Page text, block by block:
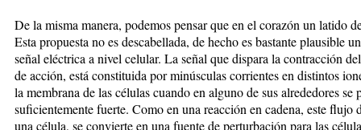
De la misma manera, podemos pensar que en el corazón un latido
Esta propuesta no es descabellada, de hecho es bastante plausible
señal eléctrica a nivel celular. La señal que dispara la contracción
de acción, está constituida por minúsculas corrientes en distintos
la membrana de las células cuando en alguno de sus alrededores se
suficientemente fuerte. Como en una reacción en cadena, este flujo
una célula, se convierte en una fuente de perturbación para las